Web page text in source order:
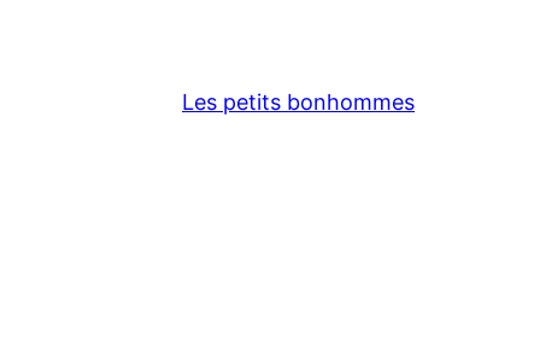
Les petits bonhommes